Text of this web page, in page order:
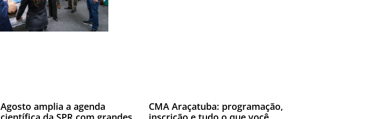
Agosto amplia a agenda
CMA Araçatuba: programação,